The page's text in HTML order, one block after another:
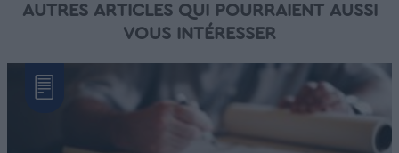
AUTRES ARTICLES QUI POURRAIENT AUSSI
VOUS INTÉRESSER